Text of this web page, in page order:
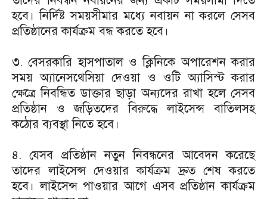
হবে। নির্দিষ্ট সময়সীমার মধ্যে নবায়ন না করলে সেসব
প্রতিষ্ঠানের কার্যক্রম বন্ধ করতে হবে।
৩. বেসরকারি হাসপাতাল ও ক্লিনিকে অপারেশন করার
সময় অ্যানেসথেসিয়া দেওয়া ও ওটি অ্যাসিস্ট করার
ক্ষেত্রে নিবন্ধিত ডাক্তার ছাড়া অন্যদের রাখা হলে সেসব
প্রতিষ্ঠান ও জড়িতদের বিরুদ্ধে লাইসেন্স বাতিলসহ
কঠোর ব্যবস্থা নিতে হবে।
৪. যেসব প্রতিষ্ঠান নতুন নিবন্ধনের আবেদন করেছে
তাদের লাইসেন্স দেওয়ার কার্যক্রম দ্রুত শেষ করতে
হবে। লাইসেন্স পাওয়ার আগে এসব প্রতিষ্ঠান কার্যক্রম